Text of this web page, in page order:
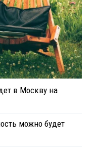
в Москву на
можно будет